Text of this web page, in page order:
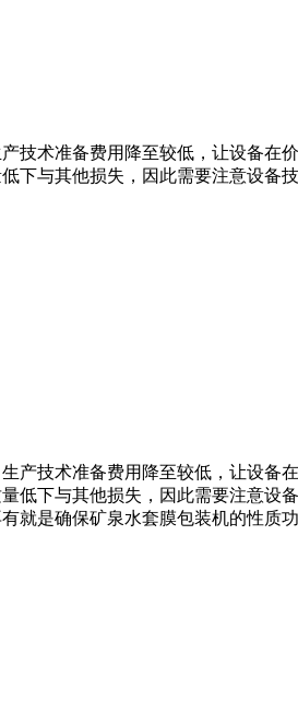
术准备费用降至较低，让设备在
与其他损失，因此需要注意设备
技术准备费用降至较低，让设备
下与其他损失，因此需要注意设
就是确保矿泉水套膜包装机的性质